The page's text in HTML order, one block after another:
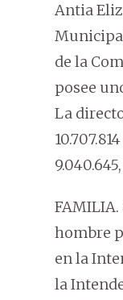
Antia
de la
posee
La
hombre
en la
la